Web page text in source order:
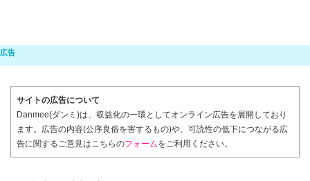
サイトの広告について
Danmee(ダンミ)は、収益化の一環としてオンライン広告を展開しており
ます。広告の内容(公序良俗を害するもの)や、可読性の低下につながる広
告に関するご意見はこちらのフォームをご利用ください。